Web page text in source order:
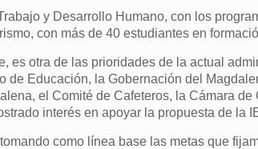
y Desarrollo Humano, con los
con más de 40 estudiantes en
es otra de las prioridades de la actual
Educación, la Gobernación del
el Comité de Cafeteros, la Cámara de
interés en apoyar la propuesta de la
como línea base las metas que